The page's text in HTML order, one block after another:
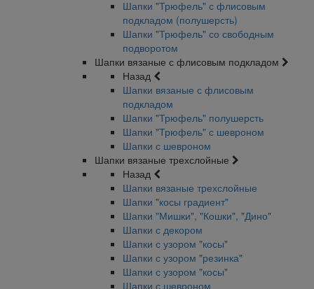
Шапки "Трюфель" с флисовым
подкладом (полушерсть)
Шапки "Трюфель" со свободным
подворотом
Шапки вязаные с флисовым подкладом
Назад
Шапки вязаные с флисовым
подкладом
Шапки "Трюфель" полушерсть
Шапки "Трюфель" с шевроном
Шапки с шевроном
Шапки вязаные трехслойные
Назад
Шапки вязаные трехслойные
Шапки "косы градиент"
Шапки "Мишки", "Кошки", "Дино"
Шапки с декором
Шапки с узором "косы"
Шапки с узором "резинка"
Шапки с узором "косы"
Шапки с шевроном